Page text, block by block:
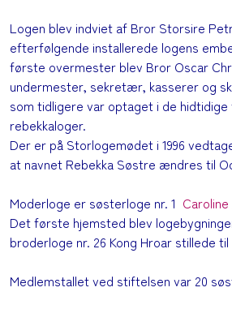
Logen blev indviet af Bror Storsire
efterfølgende installerede logens
første overmester blev Bror Oscar
undermester, sekretær, kasserer og
som tidligere var optaget i de hidtidige
rebekkaloger.
Der er på Storlogemødet i 1996
at navnet Rebekka Søstre ændres til
Moderloge er søsterloge nr. 1
Det første hjemsted blev
broderloge nr. 26 Kong Hroar stillede
Medlemstallet ved stiftelsen var 20